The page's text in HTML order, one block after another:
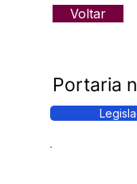
Voltar
Portaria